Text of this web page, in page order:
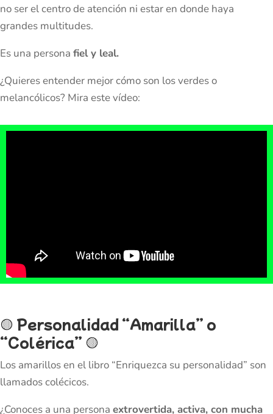
no ser el centro de atención ni estar en donde haya
grandes multitudes.
Es una persona fiel y leal.
¿Quieres entender mejor cómo son los verdes o
melancólicos? Mira este vídeo:
🟡 Personalidad “Amarilla” o
“Colérica” 🟡
Los amarillos en el libro “Enriquezca su personalidad” son
llamados colécicos.
¿Conoces a una persona extrovertida, activa, con mucha